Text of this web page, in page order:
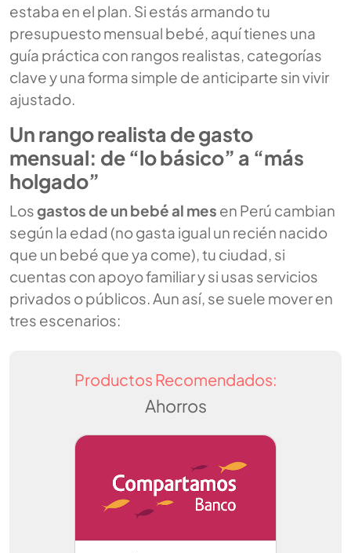
estaba en el plan. Si estás armando tu
presupuesto mensual bebé, aquí tienes una
guía práctica con rangos realistas, categorías
clave y una forma simple de anticiparte sin vivir
ajustado.
Un rango realista de gasto
mensual: de “lo básico” a “más
holgado”
Losgastos de un bebé al mes en Perú cambian
según la edad (no gasta igual un recién nacido
que un bebé que ya come), tu ciudad, si
cuentas con apoyo familiar y si usas servicios
privados o públicos. Aun así, se suele mover en
tres escenarios:
Productos Recomendados:
Ahorros